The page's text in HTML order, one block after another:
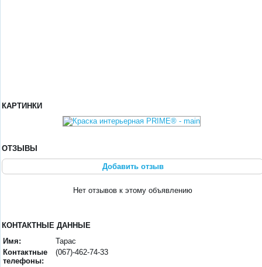
КАРТИНКИ
ОТЗЫВЫ
Добавить отзыв
Нет отзывов к этому объявлению
КОНТАКТНЫЕ ДАННЫЕ
Имя:
Тарас
Контактные
телефоны:
(067)-462-74-33